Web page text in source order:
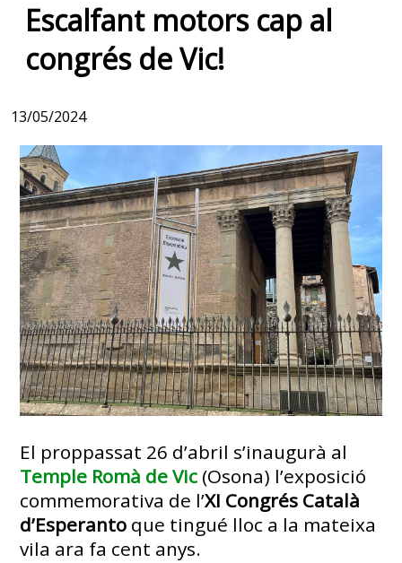
Escalfant motors cap al
congrés de Vic!
13/05/2024
El proppassat 26 d’abril s’inaugurà al
Temple Romà de Vic (Osona) l’exposició
commemorativa de l’XI Congrés Català
d’Esperanto que tingué lloc a la mateixa
vila ara fa cent anys.